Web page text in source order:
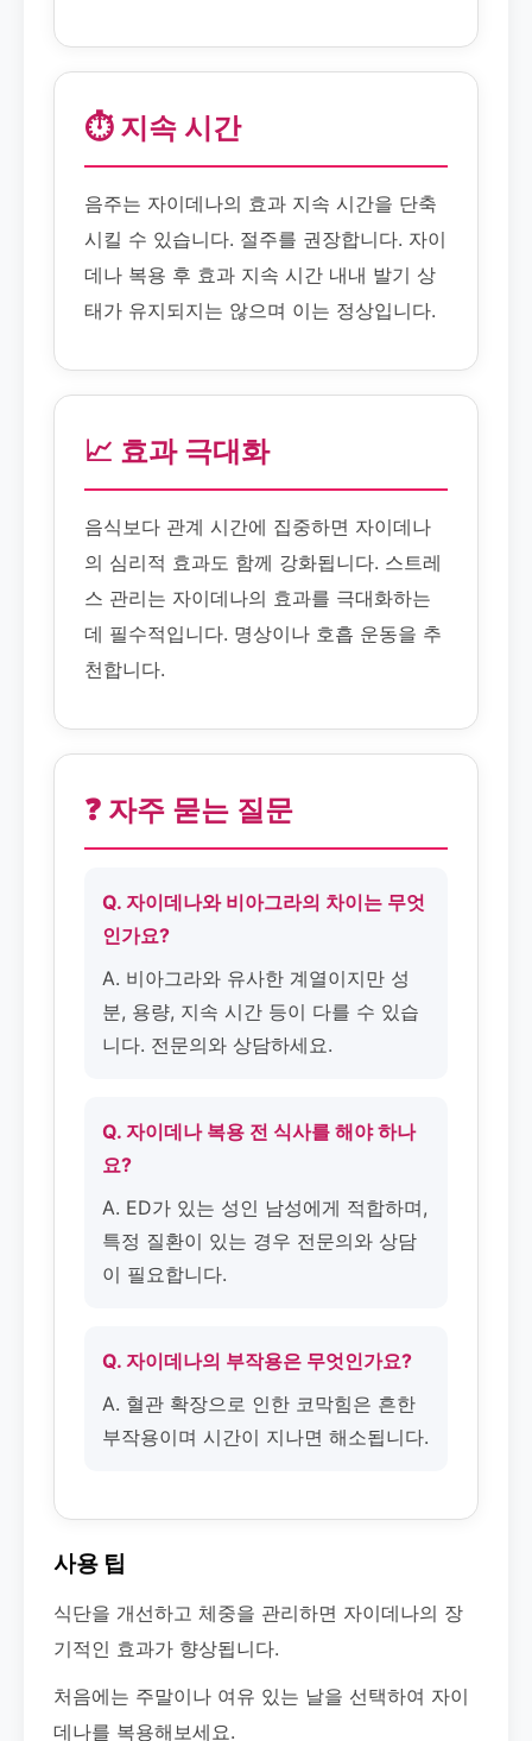
⏱️ 지속 시간
음주는 자이데나의 효과 지속 시간을 단축
시킬 수 있습니다. 절주를 권장합니다. 자이
데나 복용 후 효과 지속 시간 내내 발기 상
태가 유지되지는 않으며 이는 정상입니다.
📈 효과 극대화
음식보다 관계 시간에 집중하면 자이데나
의 심리적 효과도 함께 강화됩니다. 스트레
스 관리는 자이데나의 효과를 극대화하는
데 필수적입니다. 명상이나 호흡 운동을 추
천합니다.
❓ 자주 묻는 질문
Q. 자이데나와 비아그라의 차이는 무엇
인가요?
A. 비아그라와 유사한 계열이지만 성
분, 용량, 지속 시간 등이 다를 수 있습
니다. 전문의와 상담하세요.
Q. 자이데나 복용 전 식사를 해야 하나
요?
A. ED가 있는 성인 남성에게 적합하며,
특정 질환이 있는 경우 전문의와 상담
이 필요합니다.
Q. 자이데나의 부작용은 무엇인가요?
A. 혈관 확장으로 인한 코막힘은 흔한
부작용이며 시간이 지나면 해소됩니다.
사용 팁
식단을 개선하고 체중을 관리하면 자이데나의 장
기적인 효과가 향상됩니다.
처음에는 주말이나 여유 있는 날을 선택하여 자이
데나를 복용해보세요.